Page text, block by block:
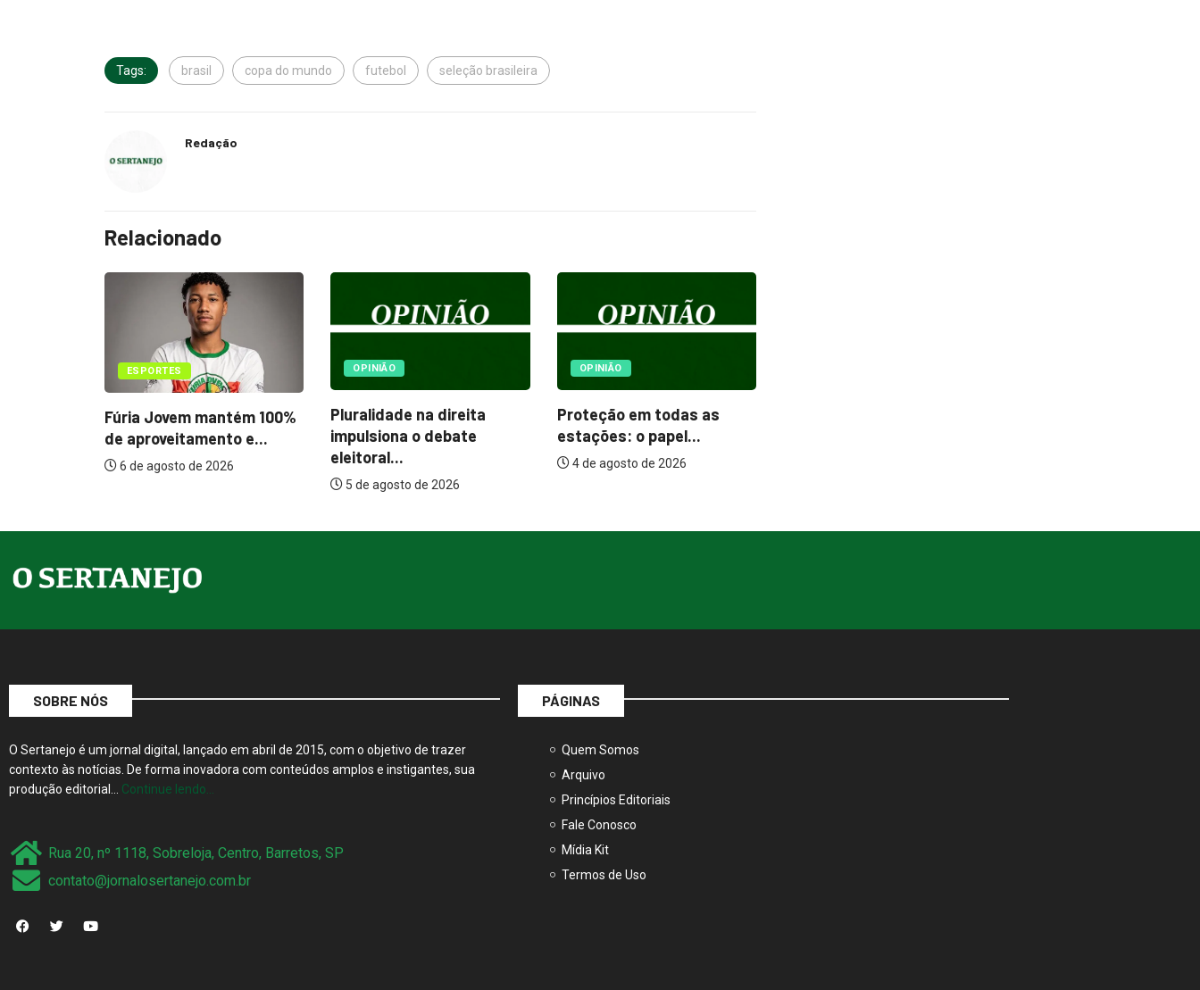
Tags: brasil copa do mundo futebol seleção brasileira
Redação
Relacionado
OPINIÃO
Pluralidade na direita
impulsiona o debate
eleitoral...
OPINIÃO
Proteção em todas as
estações: o papel...
4 de agosto de 2026
ESPORTES
Fúria Jovem mantém 100%
de aproveitamento e...
6 de agosto de 2026
SOBRE NÓS
O Sertanejo é um jornal digital, lançado em abril de 2015, com o objetivo de trazer
contexto às notícias. De forma inovadora com conteúdos amplos e instigantes, sua
produção editorial… Continue lendo…
Rua 20, nº 1118, Sobreloja, Centro, Barretos, SP
contato@jornalosertanejo.com.br
PÁGINAS
Quem Somos
Arquivo
Princípios Editoriais
Fale Conosco
Mídia Kit
Termos de Uso